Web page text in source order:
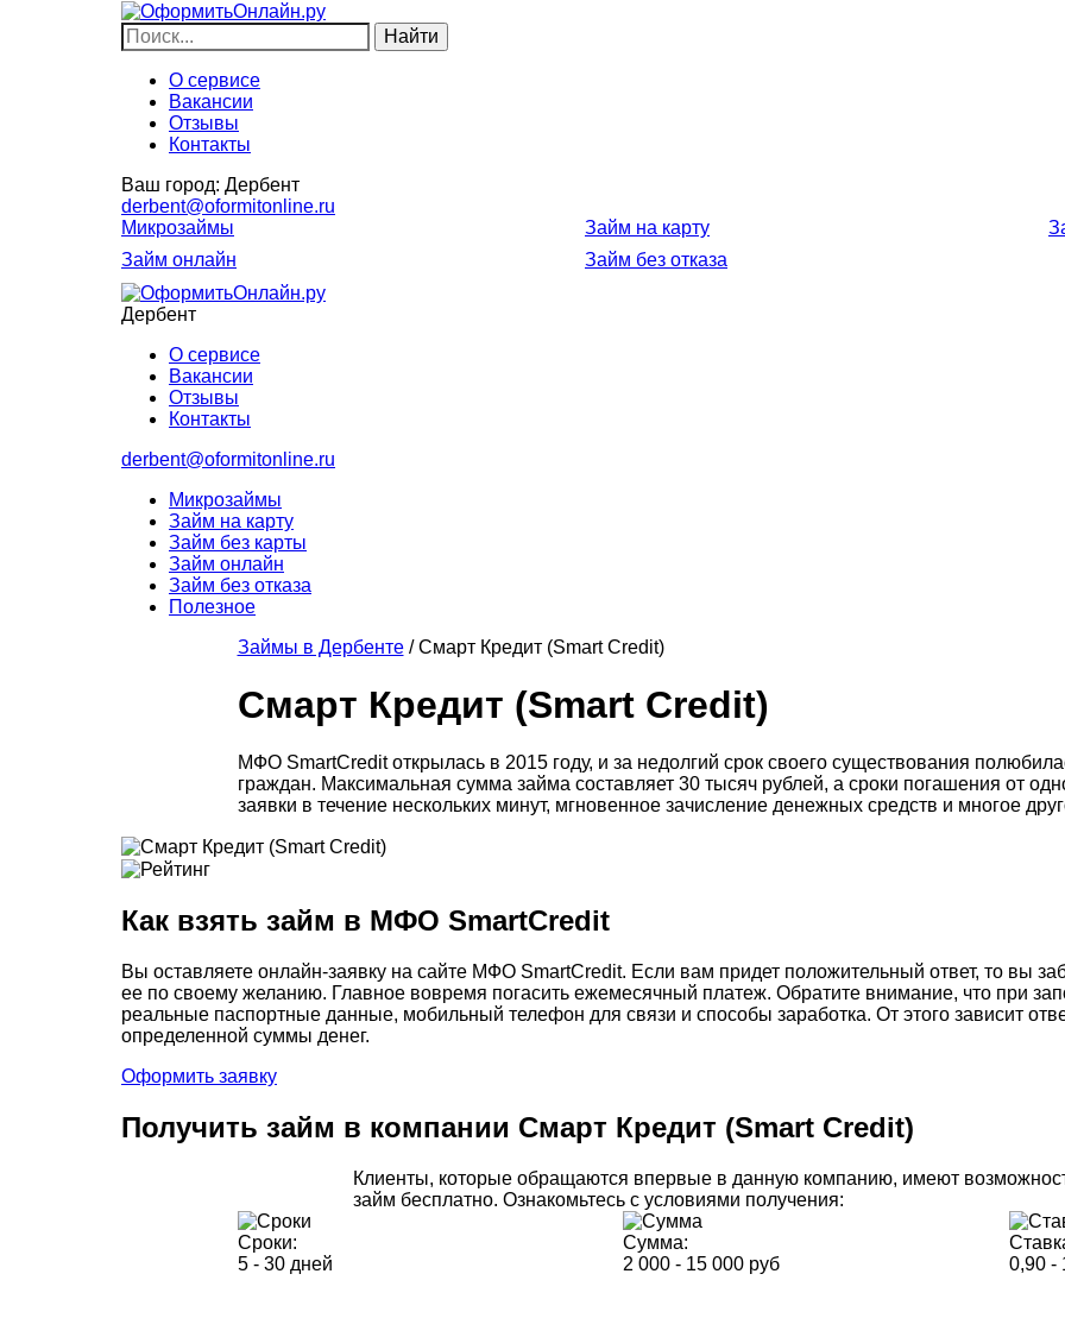
О сервисе
Вакансии
Отзывы
Контакты
Ваш город: Дербент
derbent@oformitonline.ru
Микрозаймы
Займ на карту
Займ онлайн
Займ без отказа
Дербент
О сервисе
Вакансии
Отзывы
Контакты
derbent@oformitonline.ru
Микрозаймы
Займ на карту
Займ без карты
Займ онлайн
Займ без отказа
Полезное
Займы в Дербенте / Смарт Кредит (Smart Credit)
Смарт Кредит (Smart Credit)
МФО SmartCredit открылась в 2015 году, и за недолгий срок своего существования
граждан. Максимальная сумма займа составляет 30 тысяч рублей, а сроки погашения от
заявки в течение нескольких минут, мгновенное зачисление денежных средств и многое
Как взять займ в МФО SmartCredit
Вы оставляете онлайн-заявку на сайте МФО SmartCredit. Если вам придет положительный ответ, то вы
ее по своему желанию. Главное вовремя погасить ежемесячный платеж. Обратите внимание, что при
реальные паспортные данные, мобильный телефон для связи и способы заработка. От этого зависит
определенной суммы денег.
Оформить заявку
Получить займ в компании Смарт Кредит (Smart Credit)
Клиенты, которые обращаются впервые в данную компанию, имеют
займ бесплатно. Ознакомьтесь с условиями получения:
Сроки:
5 - 30 дней
Сумма:
2 000 - 15 000 руб
0,90 -